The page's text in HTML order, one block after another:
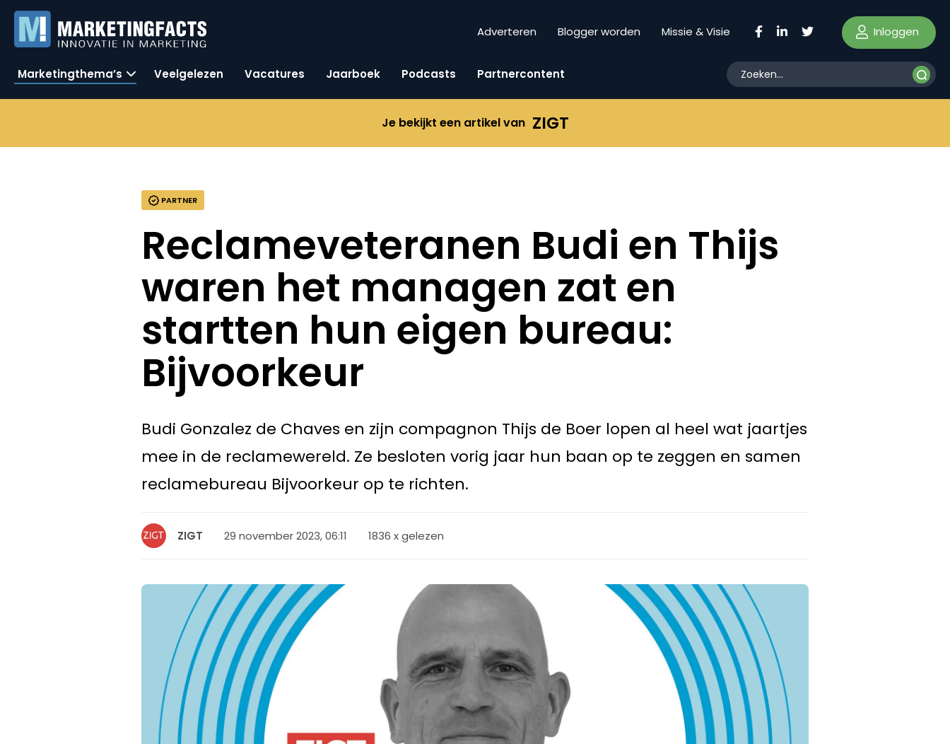
Adverteren Blogger worden Missie & Visie Inloggen
Marketingthema’s Veelgelezen Vacatures Jaarboek Podcasts Partnercontent
Je bekijkt een artikel van ZIGT
PARTNER
Reclameveteranen Budi en Thijs
waren het managen zat en
startten hun eigen bureau:
Bijvoorkeur
Budi Gonzalez de Chaves en zijn compagnon Thijs de Boer lopen al heel wat jaartjes
mee in de reclamewereld. Ze besloten vorig jaar hun baan op te zeggen en samen
reclamebureau Bijvoorkeur op te richten.
ZIGT 29 november 2023, 06:11 1836 x gelezen